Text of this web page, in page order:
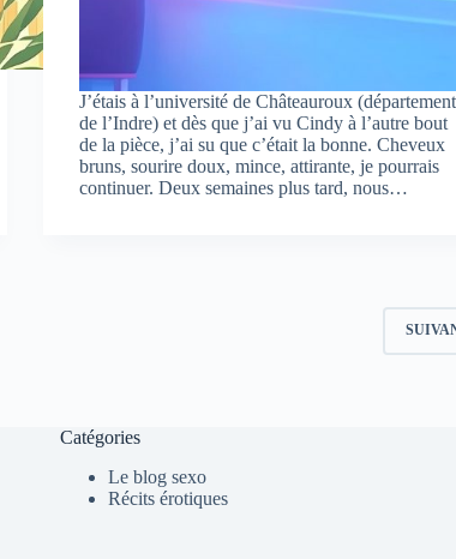
J’étais à l’université de Châteauroux (département
de l’Indre) et dès que j’ai vu Cindy à l’autre bout
de la pièce, j’ai su que c’était la bonne. Cheveux
bruns, sourire doux, mince, attirante, je pourrais
continuer. Deux semaines plus tard, nous…
Catégories
Le blog sexo
Récits érotiques